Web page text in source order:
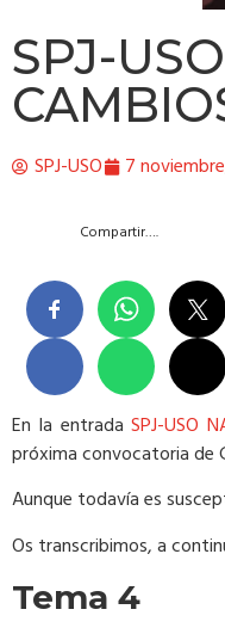
SPJ-
SPJ-USO 7
Compartir….
En la entradaSPJ-USO
próxima convocatoria de
Aunque todavía es
Os transcribimos, a
Tema 4